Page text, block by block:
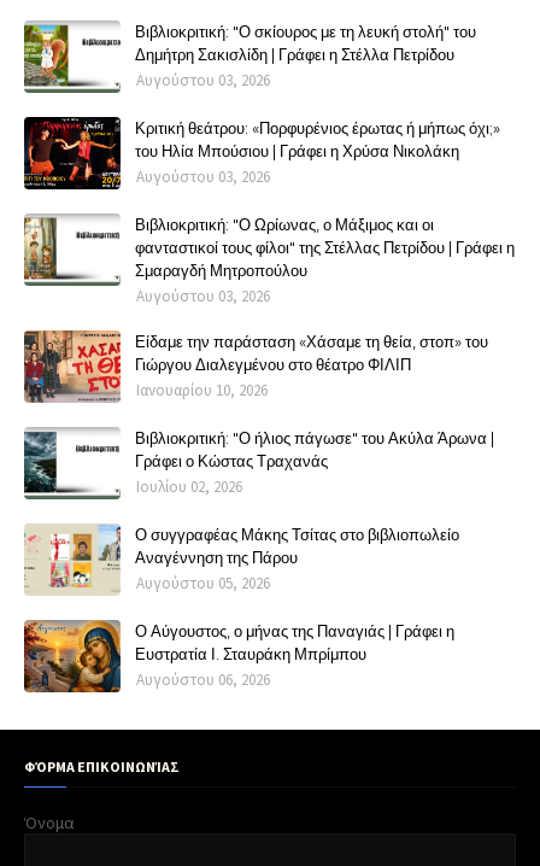
Βιβλιοκριτική: "Ο σκίουρος με τη λευκή στολή" του
Δημήτρη Σακισλίδη | Γράφει η Στέλλα Πετρίδου
Αυγούστου 03, 2026
Κριτική θεάτρου: «Πορφυρένιος έρωτας ή μήπως όχι;»
του Ηλία Μπούσιου | Γράφει η Χρύσα Νικολάκη
Αυγούστου 03, 2026
Βιβλιοκριτική: "Ο Ωρίωνας, ο Μάξιμος και οι
φανταστικοί τους φίλοι" της Στέλλας Πετρίδου | Γράφει η
Σμαραγδή Μητροπούλου
Αυγούστου 03, 2026
Είδαμε την παράσταση «Χάσαμε τη θεία, στοπ» του
Γιώργου Διαλεγμένου στο θέατρο ΦΙΛΙΠ
Ιανουαρίου 10, 2026
Βιβλιοκριτική: "Ο ήλιος πάγωσε" του Ακύλα Άρωνα |
Γράφει ο Κώστας Τραχανάς
Ιουλίου 02, 2026
Ο συγγραφέας Μάκης Τσίτας στο βιβλιοπωλείο
Αναγέννηση της Πάρου
Αυγούστου 05, 2026
Ο Αύγουστος, ο μήνας της Παναγιάς | Γράφει η
Ευστρατία Ι. Σταυράκη Μπρίμπου
Αυγούστου 06, 2026
ΦΌΡΜΑ ΕΠΙΚΟΙΝΩΝΊΑΣ
Όνομα